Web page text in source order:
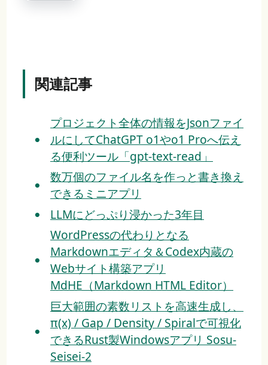
関連記事
プロジェクト全体の情報をJsonファイ
ルにしてChatGPT o1やo1 Proへ伝え
る便利ツール「gpt-text-read」
数万個のファイル名を作っと書き換え
できるミニアプリ
LLMにどっぷり浸かった3年目
WordPressの代わりとなる
Markdownエディタ＆Codex内蔵の
Webサイト構築アプリ
MdHE（Markdown HTML Editor）
巨大範囲の素数リストを高速生成し、
π(x) / Gap / Density / Spiralで可視化
できるRust製Windowsアプリ Sosu-
Seisei-2